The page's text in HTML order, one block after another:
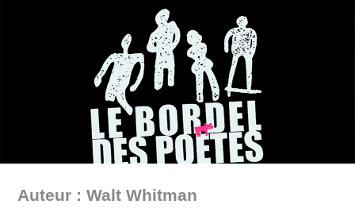
Auteur : Walt Whitman